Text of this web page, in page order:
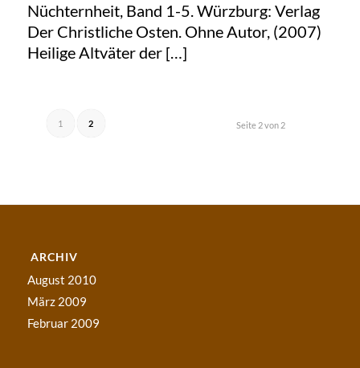
Nüchternheit, Band 1-5. Würzburg: Verlag
Der Christliche Osten. Ohne Autor, (2007)
Heilige Altväter der […]
Seite 2 von 2
1 2
ARCHIV
August 2010
März 2009
Februar 2009